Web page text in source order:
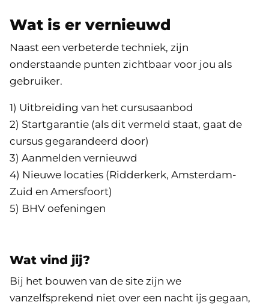
Wat is er vernieuwd
Naast een verbeterde techniek, zijn
onderstaande punten zichtbaar voor jou als
gebruiker.
1) Uitbreiding van het cursusaanbod
2) Startgarantie (als dit vermeld staat, gaat de
cursus gegarandeerd door)
3) Aanmelden vernieuwd
4) Nieuwe locaties (Ridderkerk, Amsterdam-
Zuid en Amersfoort)
5) BHV oefeningen
Wat vind jij?
Bij het bouwen van de site zijn we
vanzelfsprekend niet over een nacht ijs gegaan,